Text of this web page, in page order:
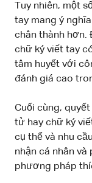
Tuy nhiên, một
tay mang ý
chân thành hơn.
chữ ký viết tay
tâm huyết với
đánh giá cao
Cuối cùng,
tử hay chữ ký
cụ thể và nhu
nhận cá nhân
phương pháp